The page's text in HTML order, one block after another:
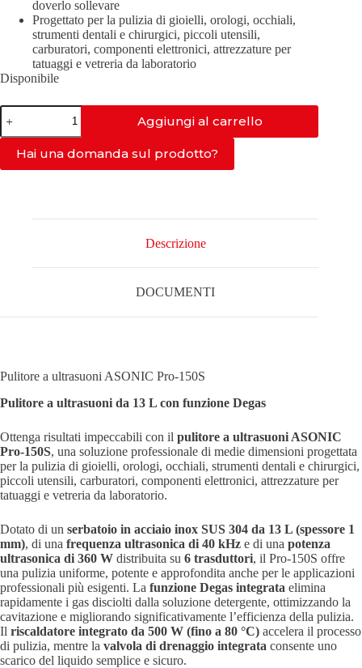
doverlo sollevare
Progettato per la pulizia di gioielli, orologi, occhiali,
strumenti dentali e chirurgici, piccoli utensili,
carburatori, componenti elettronici, attrezzature per
tatuaggi e vetreria da laboratorio
Disponibile
PRO-
150S
quantità
Aggiungi al carrello
Hai una domanda sul prodotto?
Descrizione
DOCUMENTI
Pulitore a ultrasuoni ASONIC Pro-150S
Pulitore a ultrasuoni da 13 L con funzione Degas
Ottenga risultati impeccabili con il pulitore a ultrasuoni ASONIC
Pro-150S, una soluzione professionale di medie dimensioni progettata
per la pulizia di gioielli, orologi, occhiali, strumenti dentali e chirurgici,
piccoli utensili, carburatori, componenti elettronici, attrezzature per
tatuaggi e vetreria da laboratorio.
Dotato di un serbatoio in acciaio inox SUS 304 da 13 L (spessore 1
mm), di una frequenza ultrasonica di 40 kHz e di una potenza
ultrasonica di 360 W distribuita su 6 trasduttori, il Pro-150S offre
una pulizia uniforme, potente e approfondita anche per le applicazioni
professionali più esigenti. La funzione Degas integrata elimina
rapidamente i gas disciolti dalla soluzione detergente, ottimizzando la
cavitazione e migliorando significativamente l’efficienza della pulizia.
Il riscaldatore integrato da 500 W (fino a 80 °C) accelera il processo
di pulizia, mentre la valvola di drenaggio integrata consente uno
scarico del liquido semplice e sicuro.